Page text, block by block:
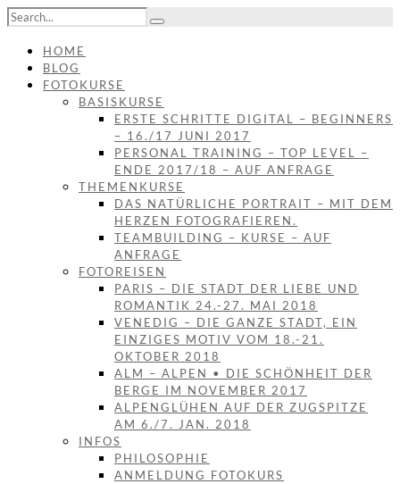
HOME
BLOG
FOTOKURSE
BASISKURSE
ERSTE SCHRITTE DIGITAL – BEGINNERS
– 16./17 JUNI 2017
PERSONAL TRAINING – TOP LEVEL –
ENDE 2017/18 – AUF ANFRAGE
THEMENKURSE
DAS NATÜRLICHE PORTRAIT – MIT DEM
HERZEN FOTOGRAFIEREN.
TEAMBUILDING – KURSE – AUF
ANFRAGE
FOTOREISEN
PARIS – DIE STADT DER LIEBE UND
ROMANTIK 24.-27. MAI 2018
VENEDIG – DIE GANZE STADT, EIN
EINZIGES MOTIV VOM 18.-21.
OKTOBER 2018
ALM – ALPEN • DIE SCHÖNHEIT DER
BERGE IM NOVEMBER 2017
ALPENGLÜHEN AUF DER ZUGSPITZE
AM 6./7. JAN. 2018
INFOS
PHILOSOPHIE
ANMELDUNG FOTOKURS